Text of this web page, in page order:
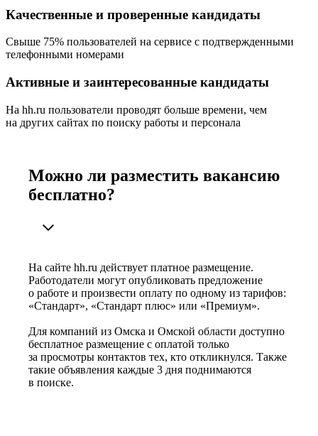
Качественные и проверенные кандидаты
Свыше 75% пользователей на сервисе с подтвержденными
телефонными номерами
Активные и заинтересованные кандидаты
На hh.ru пользователи проводят больше времени, чем
на других сайтах по поиску работы и персонала
Можно ли разместить вакансию
бесплатно?
На сайте hh.ru действует платное размещение.
Работодатели могут опубликовать предложение
о работе и произвести оплату по одному из тарифов:
«Стандарт», «Стандарт плюс» или «Премиум».
Для компаний из Омска и Омской области доступно
бесплатное размещение с оплатой только
за просмотры контактов тех, кто откликнулся. Также
такие объявления каждые 3 дня поднимаются
в поиске.